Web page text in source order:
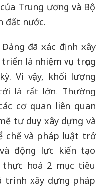
Trung ương và Bộ
đất nước.
đã xác định xây
là nhiệm vụ trọng
Vì vậy, khối lượng
là rất lớn. Thường
cơ quan liên quan
tư duy xây dựng và
chế và pháp luật trở
động lực kiến tạo
hoá 2 mục tiêu
trình xây dựng pháp